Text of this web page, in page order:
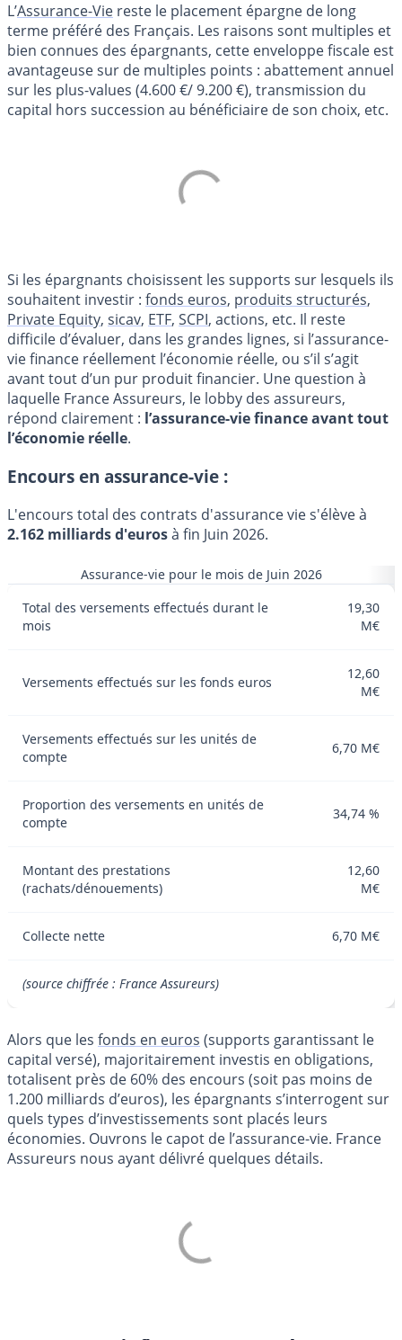
L’Assurance-Vie reste le placement épargne de long
terme préféré des Français. Les raisons sont multiples et
bien connues des épargnants, cette enveloppe fiscale est
avantageuse sur de multiples points : abattement annuel
sur les plus-values (4.600 €/ 9.200 €), transmission du
capital hors succession au bénéficiaire de son choix, etc.
Si les épargnants choisissent les supports sur lesquels ils
souhaitent investir : fonds euros, produits structurés,
Private Equity, sicav, ETF, SCPI, actions, etc. Il reste
difficile d’évaluer, dans les grandes lignes, si l’assurance-
vie finance réellement l’économie réelle, ou s’il s’agit
avant tout d’un pur produit financier. Une question à
laquelle France Assureurs, le lobby des assureurs,
répond clairement : l’assurance-vie finance avant tout
l’économie réelle.
Encours en assurance-vie :
L'encours total des contrats d'assurance vie s'élève à
2.162 milliards d'eurosà fin Juin 2026.
Assurance-vie pour le mois de Juin 2026
Total des versements effectués durant le
mois
19,30
M€
Versements effectués sur les fonds euros
12,60
M€
Versements effectués sur les unités de
compte
6,70 M€
Proportion des versements en unités de
compte
34,74 %
Montant des prestations
(rachats/dénouements)
12,60
M€
Collecte nette 6,70 M€
(source chiffrée : France Assureurs)
Alors que les fonds en euros (supports garantissant le
capital versé), majoritairement investis en obligations,
totalisent près de 60% des encours (soit pas moins de
1.200 milliards d’euros), les épargnants s’interrogent sur
quels types d’investissements sont placés leurs
économies. Ouvrons le capot de l’assurance-vie. France
Assureurs nous ayant délivré quelques détails.